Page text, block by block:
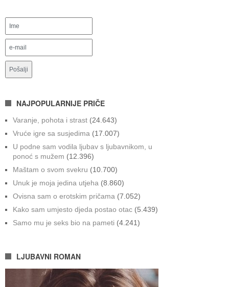
NAJPOPULARNIJE PRIČE
Varanje, pohota i strast (24.643)
Vruće igre sa susjedima (17.007)
U podne sam vodila ljubav s ljubavnikom, u
ponoć s mužem (12.396)
Maštam o svom svekru (10.700)
Unuk je moja jedina utjeha (8.860)
Ovisna sam o erotskim pričama (7.052)
Kako sam umjesto djeda postao otac (5.439)
Samo mu je seks bio na pameti (4.241)
LJUBAVNI ROMAN